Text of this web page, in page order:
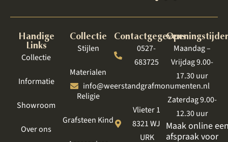
Handige
Links
Collectie
Informatie
Showroom
Over ons
Collectie
Stijlen
Materialen
Religie
Grafsteen Kind
Contactgegevens
0527-
683725
info@weerstandgrafmonumenten.nl
Vlieter 1
8321 WJ
URK
Maandag –
Vrijdag 9.00-
17.30 uur
Zaterdag 9.00-
12.30 uur
Maak online
afspraak voor